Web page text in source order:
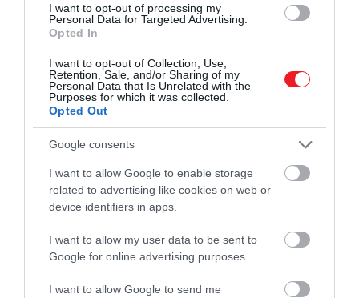
I want to opt-out of processing my
Personal Data for Targeted Advertising.
Opted In
I want to opt-out of Collection, Use,
Retention, Sale, and/or Sharing of my
Personal Data that Is Unrelated with the
Purposes for which it was collected.
Opted Out
Google consents
I want to allow Google to enable storage
related to advertising like cookies on web or
device identifiers in apps.
I want to allow my user data to be sent to
Google for online advertising purposes.
I want to allow Google to send me
Belügyminisztérium 2023-tól akarja bevezetni a
rendszert. Eszerint mindenkinek, aki az Egyesült
szüksége az utazás előtt.
A brit és ír útlevéllel rendelkezőknek nem kell majd
semmit tenniük, de mindenki másnak vízumot
vagy „elektronikus utazási engedélyt" kell majd
kérnie.
Minden olyan látogatónak, akinek jelenleg nincs
beutazáshoz, beleértve az EU-ból érkezőket is, ETA-t
kell majd kérnie, ami körülbelül 18 fontba (8400